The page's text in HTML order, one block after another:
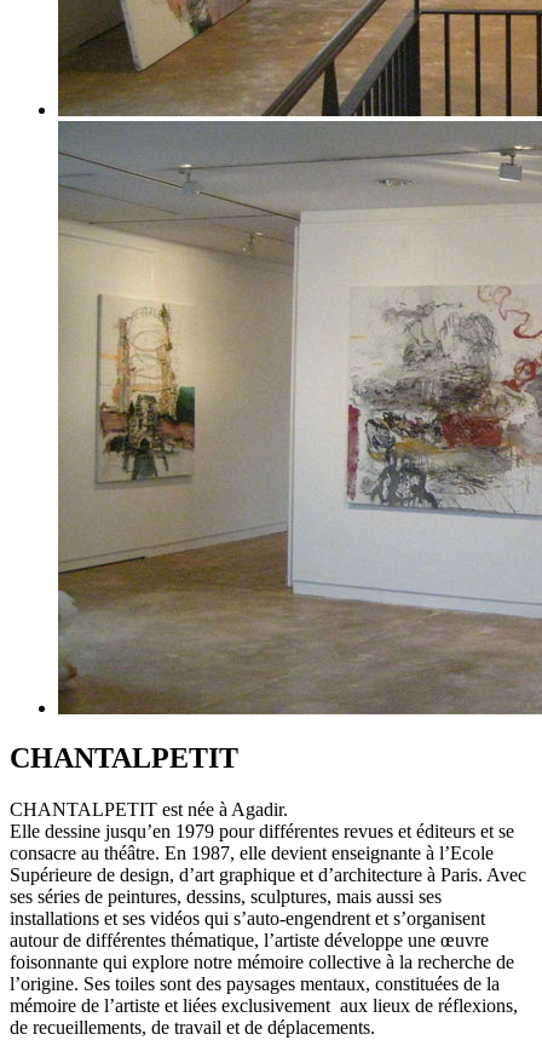
CHANTALPETIT
CHANTALPETIT est née à Agadir.
Elle dessine jusqu’en 1979 pour différentes revues et éditeurs et se
consacre au théâtre. En 1987, elle devient enseignante à l’Ecole
Supérieure de design, d’art graphique et d’architecture à Paris. Avec
ses séries de peintures, dessins, sculptures, mais aussi ses
installations et ses vidéos qui s’auto-engendrent et s’organisent
autour de différentes thématique, l’artiste développe une œuvre
foisonnante qui explore notre mémoire collective à la recherche de
l’origine. Ses toiles sont des paysages mentaux, constituées de la
mémoire de l’artiste et liées exclusivement aux lieux de réflexions,
de recueillements, de travail et de déplacements.